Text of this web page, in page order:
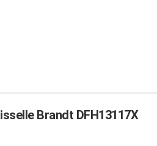
Brandt DFH13117X